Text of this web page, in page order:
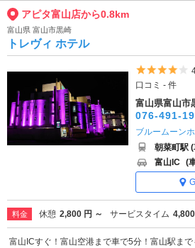
アピタ富山店から0.8km
富山県 富山市黒崎
トレヴィ ホテル
口コミ - 件
富山県富山市
076-491-
ブルームーン
朝菜町駅
富山IC (
料金 休憩 2,800 円 ～ サービスタイム
富山ICすぐ！富山空港まで車で5分！富山駅ま